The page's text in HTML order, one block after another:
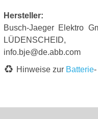
Hersteller:
Busch-Jaeger Elektro
LÜDENSCHEID,
info.bje@de.abb.com
Hinweise zur Batterie-